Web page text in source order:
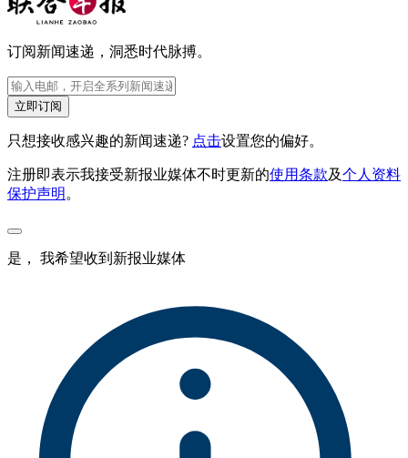
订阅新闻速递，洞悉时代脉搏。
立即订阅
只想接收感兴趣的新闻速递? 点击设置您的偏好。
注册即表示我接受新报业媒体不时更新的使用条款及个人资料
保护声明。
是， 我希望收到新报业媒体